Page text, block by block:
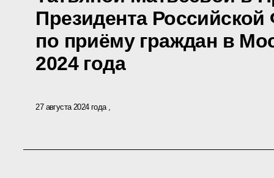
Президента
по приёму граждан в
2024 года
27 августа 2024 года